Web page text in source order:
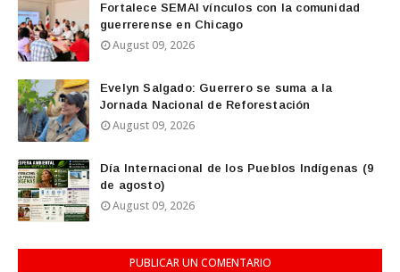
Fortalece SEMAI vínculos con la comunidad
guerrerense en Chicago
August 09, 2026
Evelyn Salgado: Guerrero se suma a la
Jornada Nacional de Reforestación
August 09, 2026
Día Internacional de los Pueblos Indígenas (9
de agosto)
August 09, 2026
PUBLICAR UN COMENTARIO